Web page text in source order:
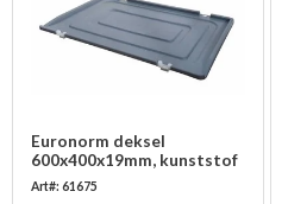
Euronorm deksel
600x400x19mm, kunststof
- met 2 scharnieren
Art#: 61675